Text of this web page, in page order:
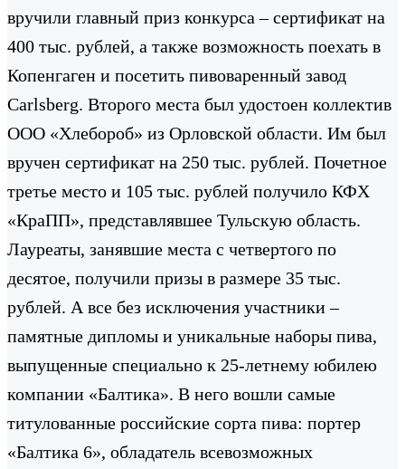
вручили главный приз конкурса – сертификат на
400 тыс. рублей, а также возможность поехать в
Копенгаген и посетить пивоваренный завод
Carlsberg. Второго места был удостоен коллектив
ООО «Хлебороб» из Орловской области. Им был
вручен сертификат на 250 тыс. рублей. Почетное
третье место и 105 тыс. рублей получило КФХ
«КраПП», представлявшее Тульскую область.
Лауреаты, занявшие места с четвертого по
десятое, получили призы в размере 35 тыс.
рублей. А все без исключения участники –
памятные дипломы и уникальные наборы пива,
выпущенные специально к 25-летнему юбилею
компании «Балтика». В него вошли самые
титулованные российские сорта пива: портер
«Балтика 6», обладатель всевозможных